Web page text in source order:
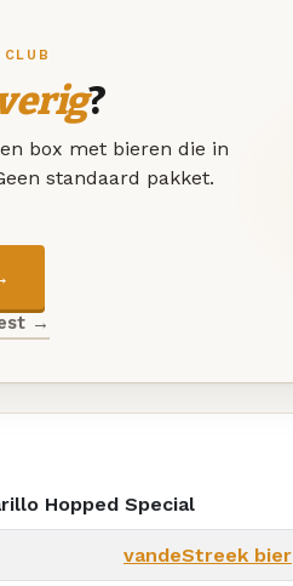
?
box met bieren die in
standaard pakket.
→
Hopped Special
vandeStreek bier